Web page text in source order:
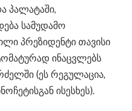
პალატაში,
სამუდამო
პრეზიდენტი თავისი
ინაცვლებს
(ეს რეგულაცია,
ისესხეს).